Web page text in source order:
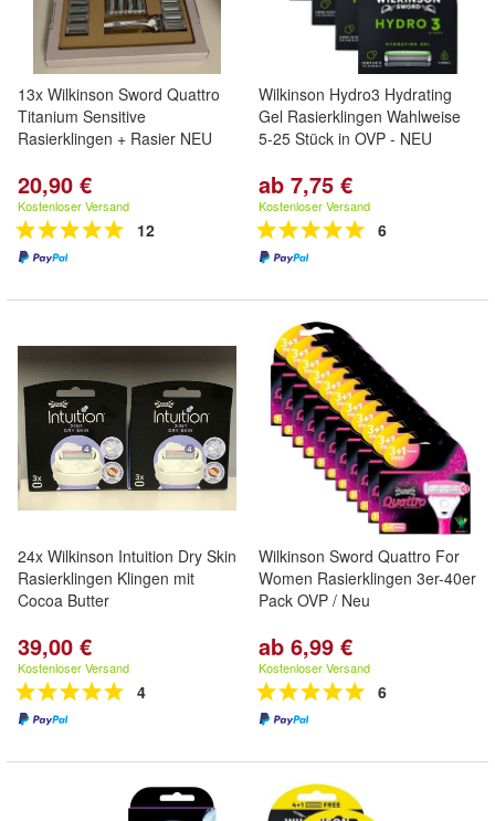
13x Wilkinson Sword Quattro
Titanium Sensitive
Rasierklingen + Rasier NEU
20,90 €
Kostenloser Versand
12
Wilkinson Hydro3 Hydrating
Gel Rasierklingen Wahlweise
5-25 Stück in OVP - NEU
ab 7,75 €
Kostenloser Versand
6
24x Wilkinson Intuition Dry Skin
Rasierklingen Klingen mit
Cocoa Butter
39,00 €
Kostenloser Versand
4
Wilkinson Sword Quattro For
Women Rasierklingen 3er-40er
Pack OVP / Neu
ab 6,99 €
Kostenloser Versand
6